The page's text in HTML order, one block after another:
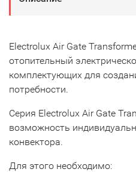
Electrolux Air Gate
отопительный
комплектующих для
потребности.
Серия Electrolux Air Gate
возможность
конвектора.
Для этого необходимо: